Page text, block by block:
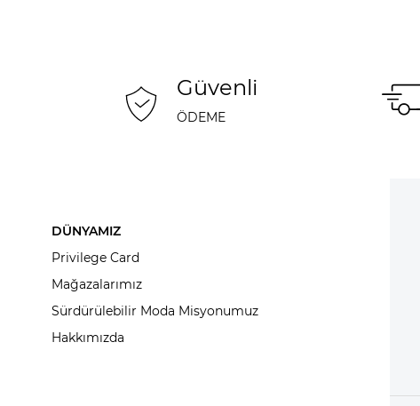
Güvenli
ÖDEME
DÜNYAMIZ
Privilege Card
Mağazalarımız
Sürdürülebilir Moda Misyonumuz
Hakkımızda